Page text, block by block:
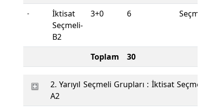
-
İktisat
Seçmeli-
B2
3+0 6 Seçmeli
Toplam 30
2. Yarıyıl Seçmeli Grupları : İktisat Seçmeli-
A2